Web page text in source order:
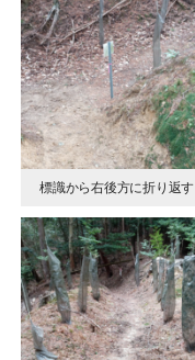
標識から右後方に折り返す